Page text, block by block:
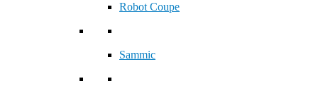
Robot Coupe
Sammic